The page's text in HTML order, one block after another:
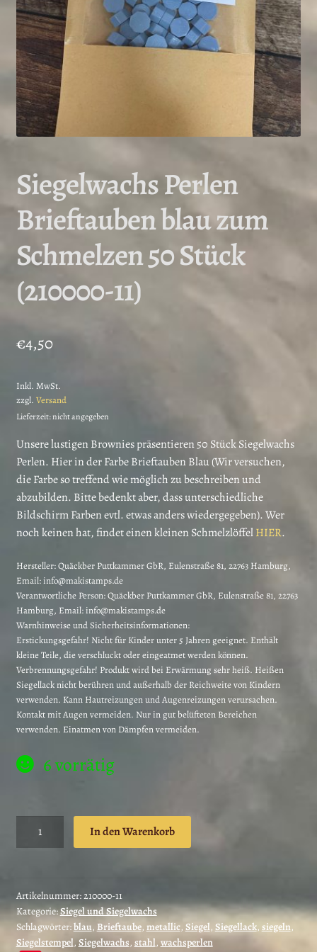
Siegelwachs Perlen
Brieftauben blau zum
Schmelzen 50 Stück
(210000-11)
€4,50
Inkl. MwSt.
zzgl. Versand
Lieferzeit: nicht angegeben
Unsere lustigen Brownies präsentieren 50 Stück Siegelwachs
Perlen. Hier in der Farbe Brieftauben Blau (Wir versuchen,
die Farbe so treffend wie möglich zu beschreiben und
abzubilden. Bitte bedenkt aber, dass unterschiedliche
Bildschirm Farben evtl. etwas anders wiedergegeben). Wer
noch keinen hat, findet einen kleinen SchmelzlöffelHIER.
Hersteller:Quäckber Puttkammer GbR, Eulenstraße 81, 22763 Hamburg,
Email: info@makistamps.de
Verantwortliche Person:Quäckber Puttkammer GbR, Eulenstraße 81, 22763
Hamburg, Email: info@makistamps.de
Warnhinweise und Sicherheitsinformationen:
Erstickungsgefahr! Nicht für Kinder unter 5 Jahren geeignet. Enthält
kleine Teile, die verschluckt oder eingeatmet werden können.
Verbrennungsgefahr! Produkt wird bei Erwärmung sehr heiß. Heißen
Siegellack nicht berühren und außerhalb der Reichweite von Kindern
verwenden. Kann Hautreizungen und Augenreizungen verursachen.
Kontakt mit Augen vermeiden. Nur in gut belüfteten Bereichen
verwenden. Einatmen von Dämpfen vermeiden.
6 vorrätig
zum
Schmelzen
50
Stück
In den Warenkorb
Artikelnummer:210000-11
Kategorie:Siegel und Siegelwachs
Schlagwörter:blau, Brieftaube, metallic, Siegel, Siegellack, siegeln,
Siegelstempel, Siegelwachs, stahl, wachsperlen